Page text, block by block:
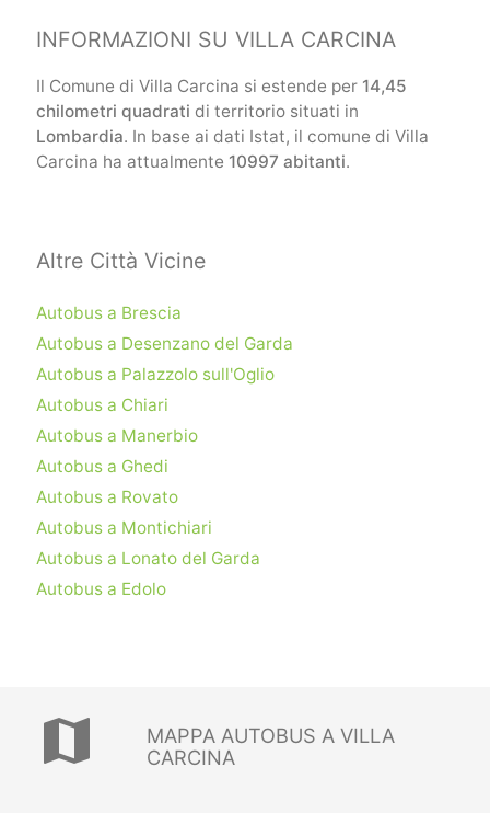
INFORMAZIONI SU VILLA CARCINA
Il Comune di Villa Carcina si estende per 14,45
chilometri quadrati di territorio situati in
Lombardia. In base ai dati Istat, il comune di Villa
Carcina ha attualmente 10997 abitanti.
Altre Città Vicine
Autobus a Brescia
Autobus a Desenzano del Garda
Autobus a Palazzolo sull'Oglio
Autobus a Chiari
Autobus a Manerbio
Autobus a Ghedi
Autobus a Rovato
Autobus a Montichiari
Autobus a Lonato del Garda
Autobus a Edolo
map
MAPPA AUTOBUS A VILLA
CARCINA